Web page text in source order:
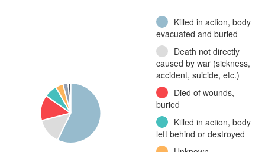
Killed in action, body
evacuated and buried
Death not directly
caused by war (sickness,
accident, suicide, etc.)
Died of wounds,
buried
Killed in action, body
left behind or destroyed